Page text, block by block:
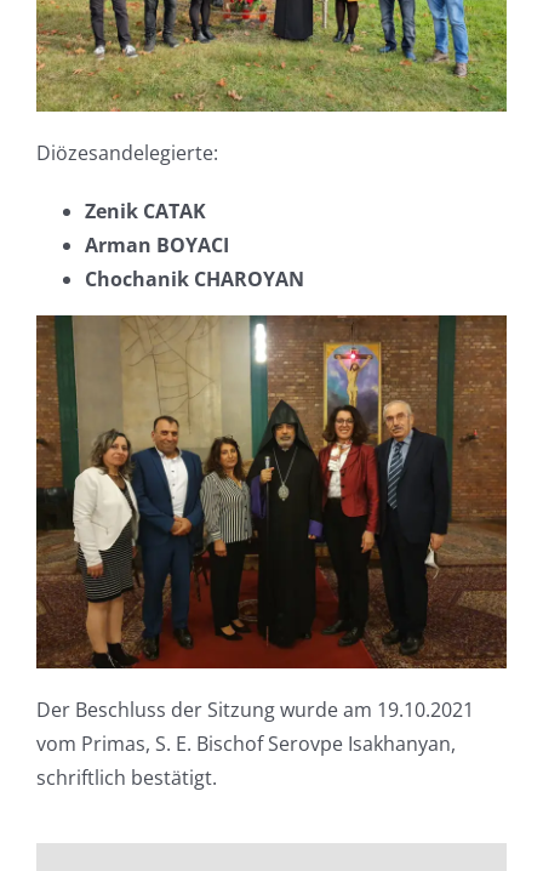
Diözesandelegierte:
Zenik CATAK
Arman BOYACI
Chochanik CHAROYAN
Der Beschluss der Sitzung wurdeam 19.10.2021
vom Primas, S. E. Bischof Serovpe Isakhanyan,
schriftlich bestätigt.